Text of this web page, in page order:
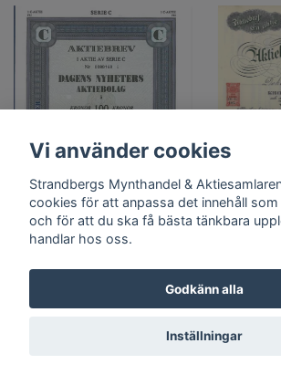
Vi använder cookies
Strandbergs Mynthandel &
cookies för att anpassa det innehåll
och för att du ska få bästa tänkbara
handlar hos oss.
Godkänn alla
Inställningar